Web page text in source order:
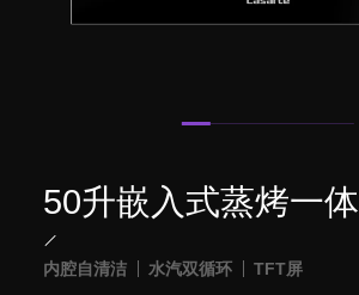
50升嵌入式蒸烤一
内腔自清洁 水汽双循环 TFT屏